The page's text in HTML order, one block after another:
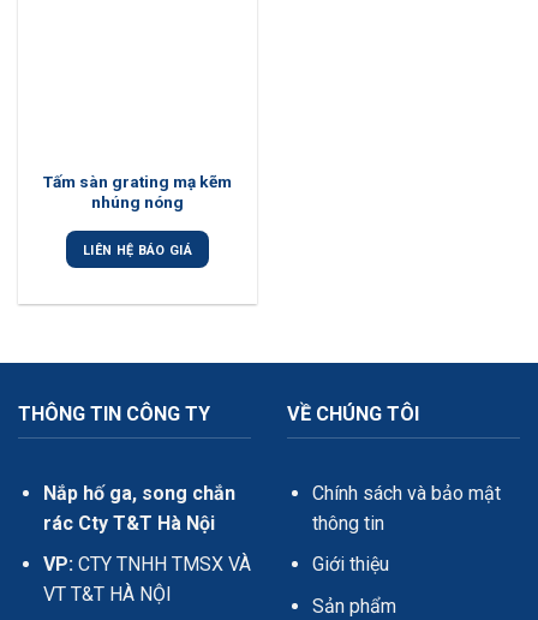
Tấm sàn grating mạ kẽm
nhúng nóng
LIÊN HỆ BÁO GIÁ
THÔNG TIN CÔNG TY
Nắp hố ga, song chắn
rác Cty T&T Hà Nội
VP:CTY TNHH TMSX VÀ
VT T&T HÀ NỘI
VỀ CHÚNG TÔI
Chính sách và bảo mật
thông tin
Giới thiệu
Sản phẩm